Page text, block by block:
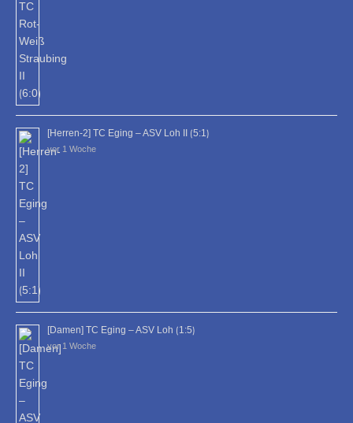
[Herren-2] TC Eging – ASV Loh II ⟮5:1⟯
vor 1 Woche
[Damen] TC Eging – ASV Loh ⟮1:5⟯
vor 1 Woche